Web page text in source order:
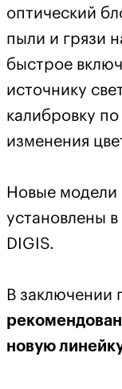
оптический
пыли и грязи
быстрое
источнику
калибровку
изменения
Новые модели
установлены
DIGIS.
В заключении
новую